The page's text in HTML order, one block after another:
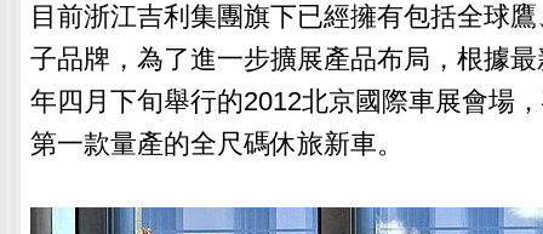
目前浙江吉利集團旗下已經擁有包括全球
子品牌，為了進一步擴展產品布局，根據
年四月下旬舉行的2012北京國際車展會場
第一款量產的全尺碼休旅新車。